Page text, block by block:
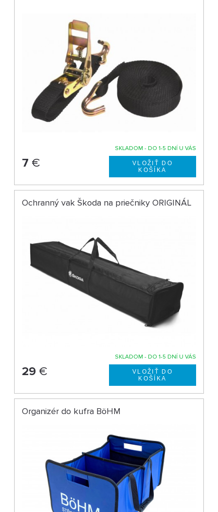
SKLADOM - DO 1-5 DNÍ U VÁS
7 €
Ochranný vak Škoda na priečniky ORIGINÁL
SKLADOM - DO 1-5 DNÍ U VÁS
29 €
Organizér do kufra BöHM